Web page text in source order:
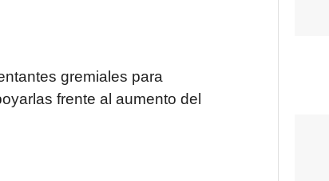
gremiales para
frente al aumento del